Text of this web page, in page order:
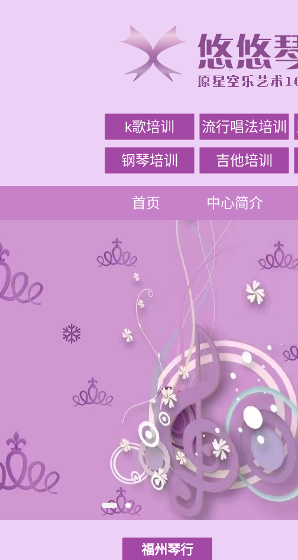
k歌培训 流行唱法培训
钢琴培训 吉他培训
首页 中心简介
福州琴行